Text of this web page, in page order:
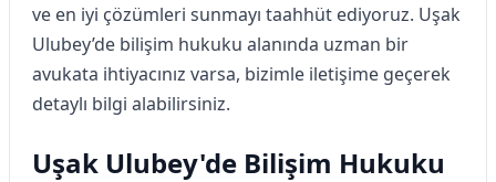
ve en iyi çözümleri sunmayı taahhüt ediyoruz. Uşak
Ulubey’de bilişim hukuku alanında uzman bir
avukata ihtiyacınız varsa, bizimle iletişime geçerek
detaylı bilgi alabilirsiniz.
Uşak Ulubey'de Bilişim Hukuku